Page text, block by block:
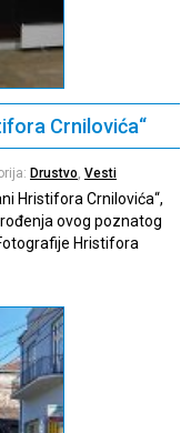
Crnilovića“
Drustvo Vesti
Hristifora Crnilovića“,
ovog poznatog
Hristifora